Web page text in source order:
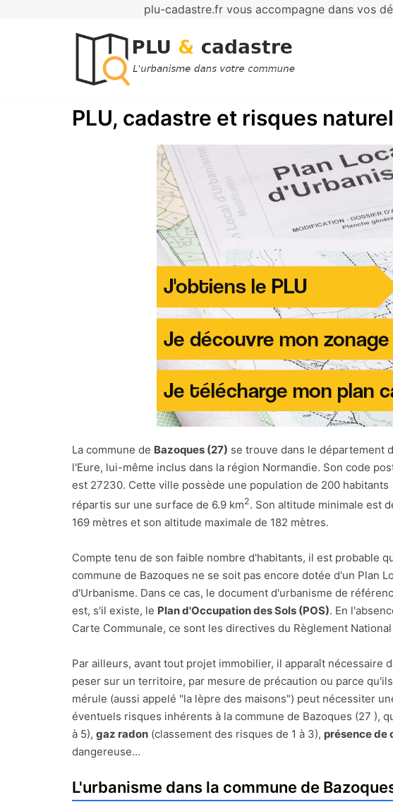
plu-cadastre.fr vous accompagne dans vos
PLU, cadastre et risques
La commune de Bazoques (27) se trouve dans le département
l'Eure, lui-même inclus dans la région Normandie. Son code
est 27230. Cette ville possède une population de 200 habitants
répartis sur une surface de 6.9 km2. Son altitude minimale est
169 mètres et son altitude maximale de 182 mètres.
Compte tenu de son faible nombre d'habitants, il est probable
commune de Bazoques ne se soit pas encore dotée d'un Plan
d'Urbanisme. Dans ce cas, le document d'urbanisme de
est, s'il existe, le Plan d'Occupation des Sols (POS). En
Carte Communale, ce sont les directives du Règlement
Par ailleurs, avant tout projet immobilier, il apparaît
peser sur un territoire, par mesure de précaution ou parce
mérule (aussi appelé "la lèpre des maisons") peut nécessiter
éventuels risques inhérents à la commune de Bazoques (27 ),
à 5), gaz radon (classement des risques de 1 à 3), présence de
dangereuse...
L'urbanisme dans la commune de